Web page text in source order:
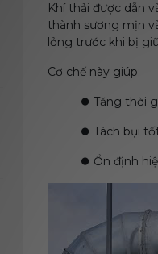
Khí thải được dẫn
thành sương mịn
lỏng trước khi bị
Cơ chế này giúp:
⏺️ Tăng thời
⏺️ Tách bụi
⏺️ Ổn định